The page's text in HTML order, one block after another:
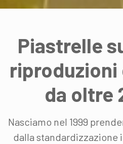
Piastrelle
da oltre
Nasciamo nel 1999
dalla standardizzazione